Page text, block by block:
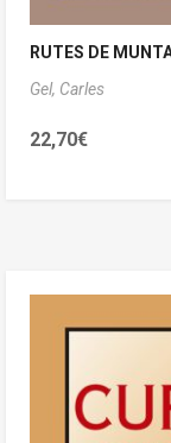
RUTES DE
Gel, Carles
22,70€